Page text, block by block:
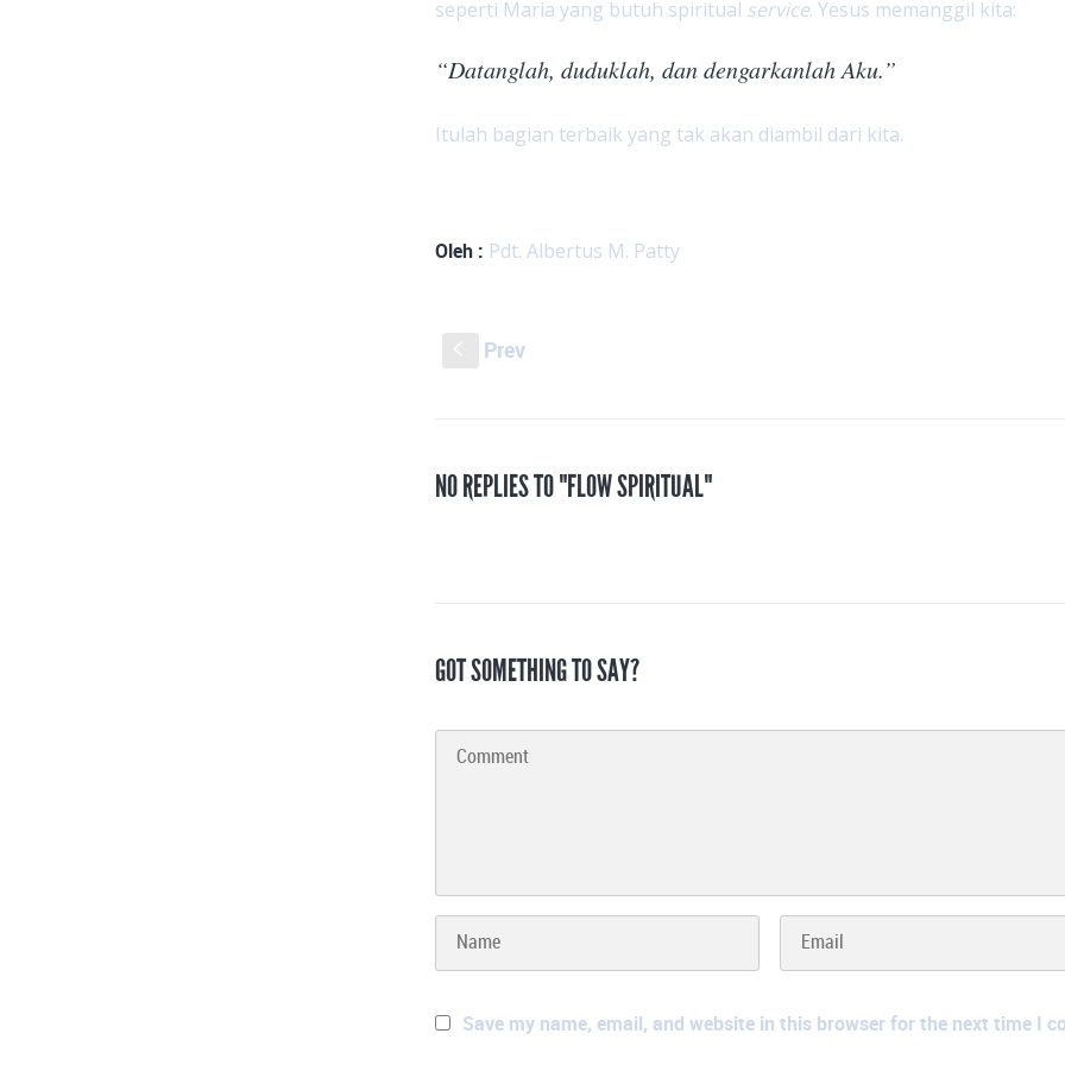
seperti Maria yang butuh spiritual service. Yesus memanggil kita:
“Datanglah, duduklah, dan dengarkanlah Aku.”
Itulah bagian terbaik yang tak akan diambil dari kita.
Oleh : Pdt. Albertus M. Patty
Prev
NO REPLIES TO "FLOW SPIRITUAL"
GOT SOMETHING TO SAY?
Save my name, email, and website in this browser for the next time I